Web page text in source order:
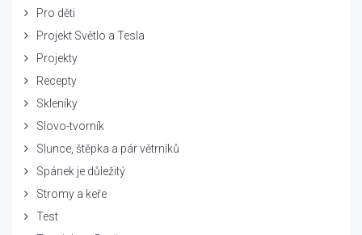
Pro děti
Projekt Světlo a Tesla
Projekty
Recepty
Skleníky
Slovo-tvorník
Slunce, štěpka a pár větrníků
Spánek je důležitý
Stromy a keře
Test